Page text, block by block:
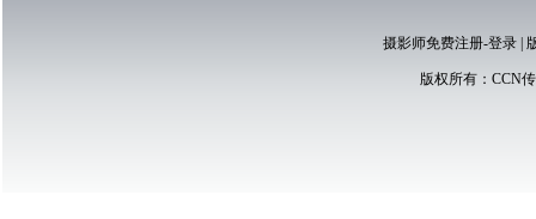
摄影师免费注册-登录|
版权所有： CCN